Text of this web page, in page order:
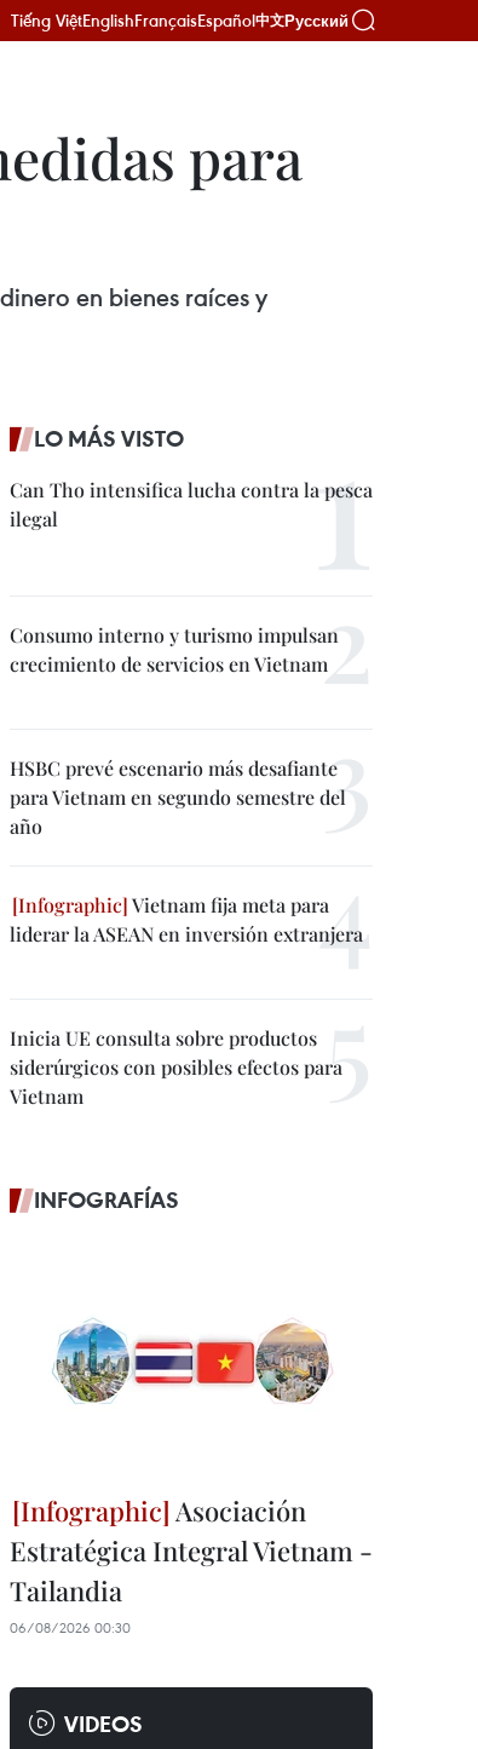
Tiếng ViệtEnglishFrançaisEspañol中文Русский
para
en bienes raíces y
LO MÁS VISTO
Can Tho intensifica lucha contra la pesca
ilegal
Consumo interno y turismo impulsan
crecimiento de servicios en Vietnam
HSBC prevé escenario más desafiante
para Vietnam en segundo semestre del
año
Vietnam fija meta para
liderar la ASEAN en inversión extranjera
Inicia UE consulta sobre productos
siderúrgicos con posibles efectos para
Vietnam
INFOGRAFÍAS
Asociación
Estratégica Integral Vietnam -
Tailandia
06/08/2026 00:30
VIDEOS